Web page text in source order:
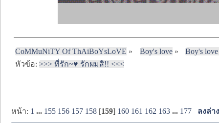
CoMMuNiTY Of ThAiBoYsLoVE » Boy's love»
Boy's
หัวข้อ:>>> ที่รัก~♥ รักผมสิ!! <<<
หน้า: 1 ... 155 156 157 158 [159] 160 161 162 163 ... 177 ลงล่า